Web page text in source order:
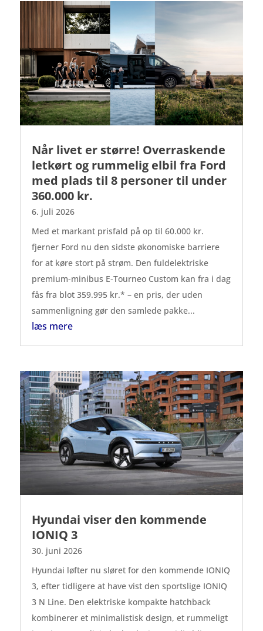
Når livet er større! Overraskende
letkørt og rummelig elbil fra Ford
med plads til 8 personer til under
360.000 kr.
6. juli 2026
Med et markant prisfald på op til 60.000 kr.
fjerner Ford nu den sidste økonomiske barriere
for at køre stort på strøm. Den fuldelektriske
premium-minibus E-Tourneo Custom kan fra i dag
fås fra blot 359.995 kr.* – en pris, der uden
sammenligning gør den samlede pakke...
læs mere
Hyundai viser den kommende
IONIQ 3
30. juni 2026
Hyundai løfter nu sløret for den kommende IONIQ
3, efter tidligere at have vist den sportslige IONIQ
3 N Line. Den elektriske kompakte hatchback
kombinerer et minimalistisk design, et rummeligt